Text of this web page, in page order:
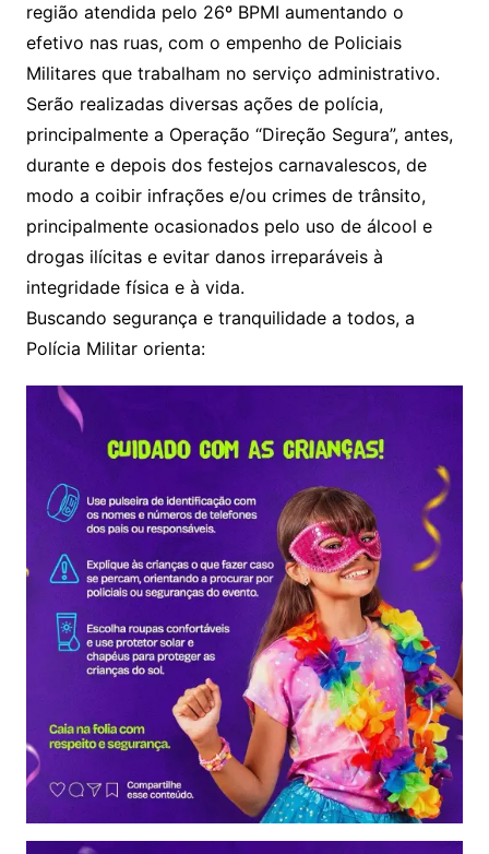
região atendida pelo 26º BPMI aumentando o
efetivo nas ruas, com o empenho de Policiais
Militares que trabalham no serviço administrativo.
Serão realizadas diversas ações de polícia,
principalmente a Operação “Direção Segura”, antes,
durante e depois dos festejos carnavalescos, de
modo a coibir infrações e/ou crimes de trânsito,
principalmente ocasionados pelo uso de álcool e
drogas ilícitas e evitar danos irreparáveis à
integridade física e à vida.
Buscando segurança e tranquilidade a todos, a
Polícia Militar orienta: